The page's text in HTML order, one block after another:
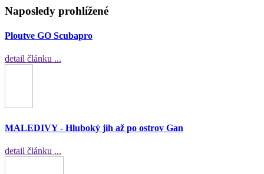
Naposledy prohlížené
Ploutve GO Scubapro
detail článku ...
MALEDIVY - Hluboký jih až po ostrov Gan
detail článku ...